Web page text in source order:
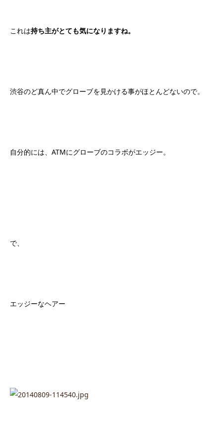
これは持ち主がとても気になりますね。
渋谷のど真ん中でグローブを見かける事がほとんどないので。
自分的には、ATMにグローブのコラボがエッジー。
で、
エッジーなヘアー